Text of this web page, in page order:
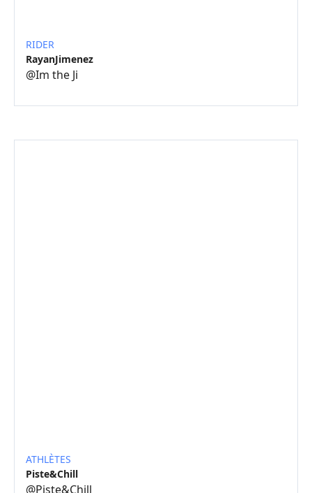
RIDER
RayanJimenez
@Im the Ji
ATHLÈTES
Piste&Chill
@Piste&Chill